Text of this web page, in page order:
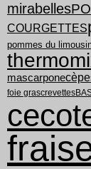
mirabelles
COURGETTES
pommes du
mascarpone
foie grascrevettes